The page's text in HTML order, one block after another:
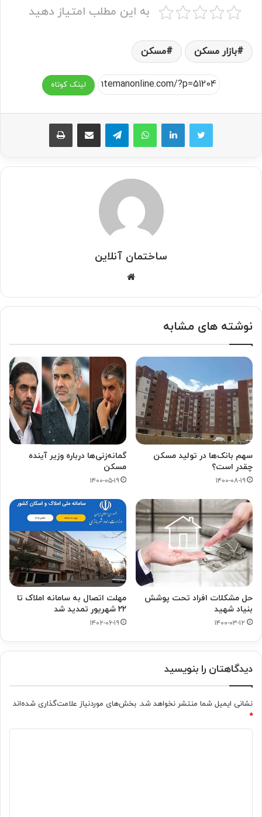
به این مطلب امتیاز دهید
بازار مسکن مسکن
لینک کوتاه
واتس آپ تلگرام اشتراک گذاری از طریق ایمیل چاپ
ساختمان آنلاین
نوشته های مشابه
سهم بانک‌ها در تولید مسکن
چقدر است؟
۱۴۰۰-۰۸-۱۹
گمانه‌زنی‌ها درباره وزیر آینده
مسکن
۱۴۰۰-۰۵-۱۹
حل مشکلات افراد تحت پوشش
بنیاد شهید
۱۴۰۰-۰۳-۱۲
مهلت اتصال به سامانه املاک تا
۲۲ شهریور تمدید شد
۱۴۰۲-۰۶-۱۹
دیدگاهتان را بنویسید
نشانی ایمیل شما منتشر نخواهد شد. بخش‌های موردنیاز علامت‌گذاری شده‌اند
*